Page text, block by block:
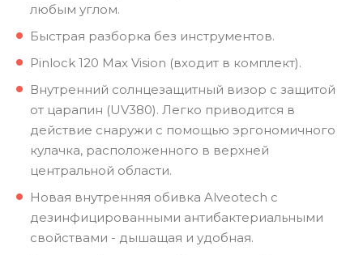
любым углом.
Быстрая разборка без инструментов.
Pinlock 120 Max Vision (входит в комплект).
Внутренний солнцезащитный визор с защитой
от царапин (UV380). Легко приводится в
действие снаружи с помощью эргономичного
кулачка, расположенного в верхней
центральной области.
Новая внутренняя обивка Alveotech с
дезинфицированными антибактериальными
свойствами - дышащая и удобная.